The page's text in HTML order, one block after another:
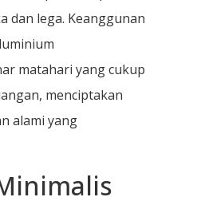
dan lega. Keanggunan
matahari yang cukup
menciptakan
alami yang